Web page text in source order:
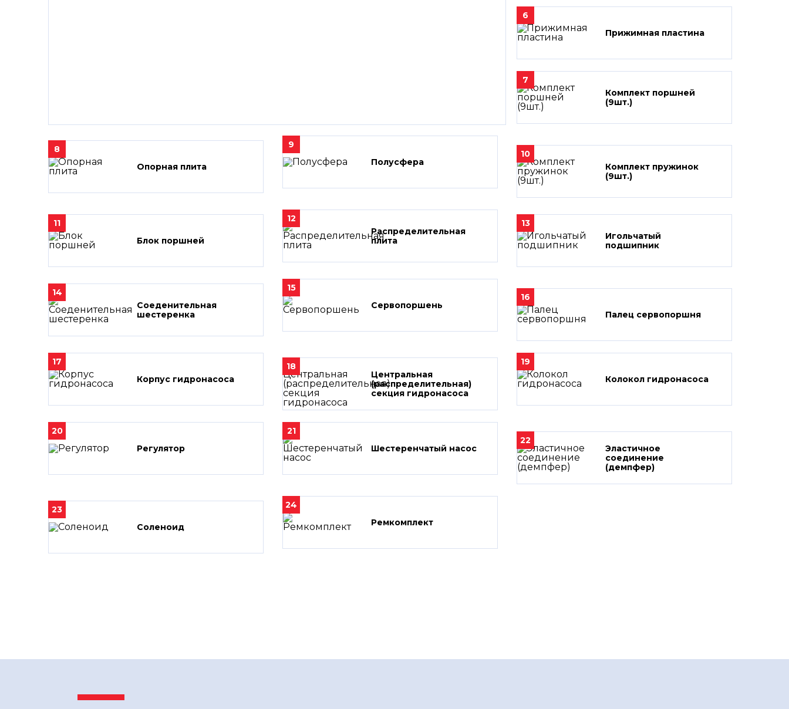
6
Прижимная пластина
7
Комплект поршней
(9шт.)
8
Опорная плита
9
Полусфера
10
Комплект пружинок
(9шт.)
11
Блок поршней
12
Распределительная
плита
13
Игольчатый
подшипник
14
Соеденительная
шестеренка
15
Сервопоршень
16
Палец сервопоршня
17
Корпус гидронасоса
18
Центральная
(распределительная)
секция гидронасоса
19
Колокол гидронасоса
20
Регулятор
21
Шестеренчатый насос
22
Эластичное
соединение
(демпфер)
23
Соленоид
24
Ремкомплект